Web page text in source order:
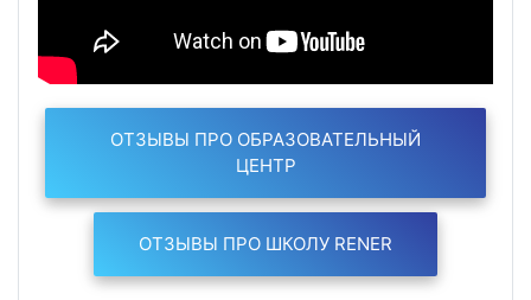
ОТЗЫВЫ ПРО ОБРАЗОВАТЕЛЬНЫЙ
ЦЕНТР
ОТЗЫВЫ ПРО ШКОЛУ RENER